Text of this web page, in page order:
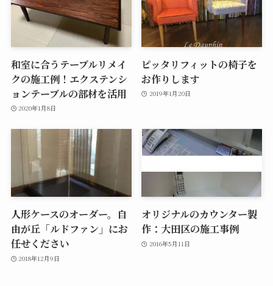
和室に合うテーブルリメイ
クの施工例！エクステンシ
ョンテーブルの部材を活用
2020年1月8日
ピッタリフィットの椅子を
お作りします
2019年1月20日
人形ケースのオーダー。自
由が丘「ルドファン」にお
任せください
2018年12月9日
オリジナルのカウンター製
作：大田区の施工事例
2016年5月11日